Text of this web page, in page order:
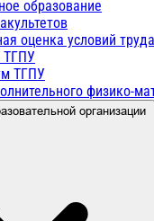
образование
оценка условий труда
ТГПУ
ТГПУ
физико-
организации